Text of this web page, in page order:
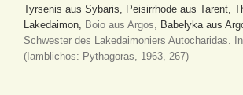
Tyrsenis aus Sybaris,
Peisirrhode aus Tarent,
Lakedaimon,
Boio aus Argos, Babelyka aus
Schwester des Lakedaimoniers Autocharidas.
(Iamblichos: Pythagoras, 1963, 267)